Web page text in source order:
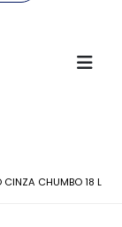
CINZA CHUMBO 18 L